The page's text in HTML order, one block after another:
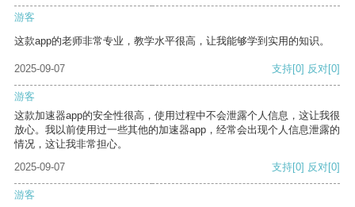
游客
这款app的老师非常专业，教学水平很高，让我能够学到实用的知识。
2025-09-07 支持[0] 反对[0]
游客
这款加速器app的安全性很高，使用过程中不会泄露个人信息，这让我很
放心。我以前使用过一些其他的加速器app，经常会出现个人信息泄露的
情况，这让我非常担心。
2025-09-07
支持[0] 反对[0]
游客